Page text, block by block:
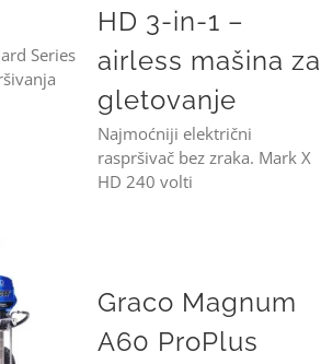
Series
HD 3-in-1 –
airless mašina za
gletovanje
Najmoćniji električni
raspršivač bez zraka. Mark X
HD 240 volti
Graco Magnum
A60 ProPlus